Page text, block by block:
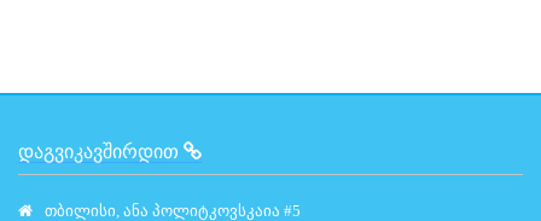
ᲓᲐᲒᲕᲘᲙᲐᲕᲨᲘᲠᲓᲘᲗ
თბილისი, ანა პოლიტკოვსკაია #5